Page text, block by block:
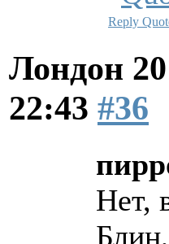
Reply
Лондон
22:43 #36
Нет,